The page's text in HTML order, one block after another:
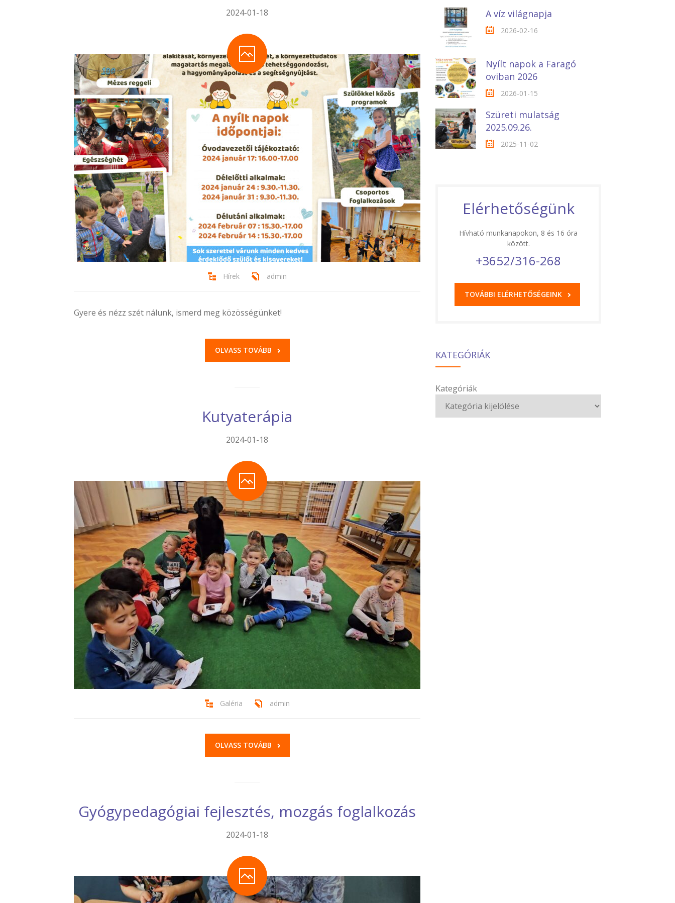
2024-01-18
Hírek admin
Gyere és nézz szét nálunk, ismerd meg közösségünket!
OLVASS TOVÁBB
Kutyaterápia
2024-01-18
Galéria admin
OLVASS TOVÁBB
Gyógypedagógiai fejlesztés, mozgás foglalkozás
2024-01-18
A víz világnapja
2026-02-16
Nyílt napok a Faragó
oviban 2026
2026-01-15
Szüreti mulatság
2025.09.26.
2025-11-02
Elérhetőségünk
Hívható munkanapokon, 8 és 16 óra
között.
+3652/316-268
TOVÁBBI ELÉRHETŐSÉGEINK
KATEGÓRIÁK
Kategóriák